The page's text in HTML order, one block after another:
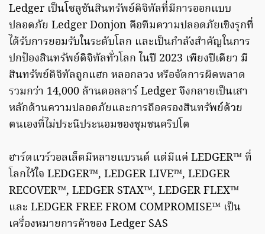
Ledger เป็นโซลูชันสินทรัพย์ดิจิทัลที่มีการออกแบบ
ปลอดภัย Ledger Donjon คือทีมความปลอดภัยเชิงรุกที่
ได้รับการยอมรับในระดับโลก และเป็นกำลังสำคัญในการ
ปกป้องสินทรัพย์ดิจิทัลทั่วโลก ในปี 2023 เพียงปีเดียว มี
สินทรัพย์ดิจิทัลถูกแฮก หลอกลวง หรือจัดการผิดพลาด
รวมกว่า 14,000 ล้านดอลลาร์ Ledger จึงกลายเป็นเสา
หลักด้านความปลอดภัยและการถือครองสินทรัพย์ด้วย
ตนเองที่ไม่ประนีประนอมของชุมชนคริปโต
ฮาร์ดแวร์วอลเล็ตมีหลายแบรนด์ แต่มีแค่ LEDGER™ ที่
โลกไว้ใจ LEDGER™, LEDGER LIVE™, LEDGER
RECOVER™, LEDGER STAX™, LEDGER FLEX™
และ LEDGER FREE FROM COMPROMISE™ เป็น
เครื่องหมายการค้าของ Ledger SAS